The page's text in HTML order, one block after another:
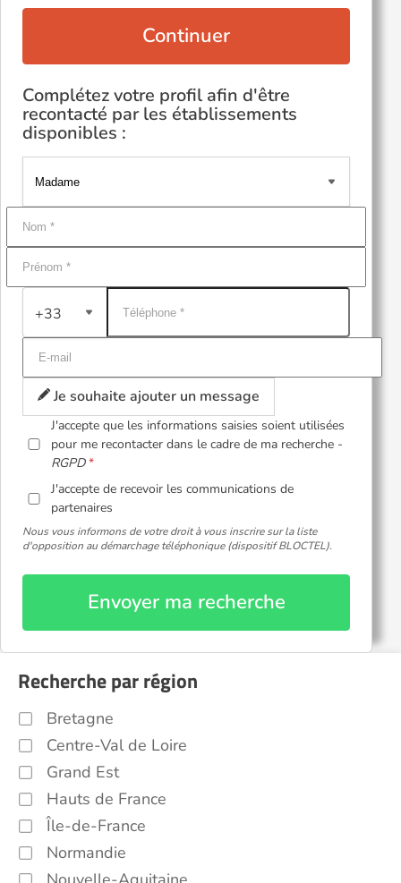
Continuer
Complétez votre profil afin d'être
recontacté par les établissements
disponibles :
+33
Je souhaite ajouter un message
J'accepte que les informations saisies soient utilisées
pour me recontacter dans le cadre de ma recherche -
RGPD
J'accepte de recevoir les communications de
partenaires
Nous vous informons de votre droit à vous inscrire sur la liste
d'opposition au démarchage téléphonique (dispositif BLOCTEL).
Envoyer ma recherche
Recherche par région
Bretagne
Centre-Val de Loire
Grand Est
Hauts de France
Île-de-France
Normandie